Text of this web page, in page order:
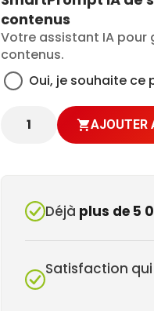
contenus
Votre assistant IA pour
contenus.
Oui, je souhaite ce
Participants AJOUTER
Déjà plus de 5
Satisfaction